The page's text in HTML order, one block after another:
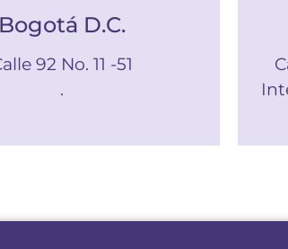
Bogotá D.C.
92 No. 11 -51
.